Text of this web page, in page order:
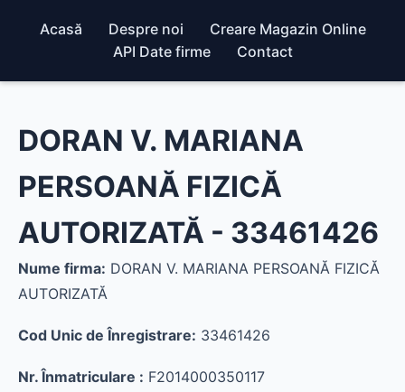
Acasă Despre noi
Creare Magazin Online
API Date firme
Contact
DORAN V. MARIANA
PERSOANĂ FIZICĂ
AUTORIZATĂ - 33461426
Nume firma: DORAN V. MARIANA PERSOANĂ FIZICĂ
AUTORIZATĂ
Cod Unic de Înregistrare: 33461426
Nr. Înmatriculare : F2014000350117